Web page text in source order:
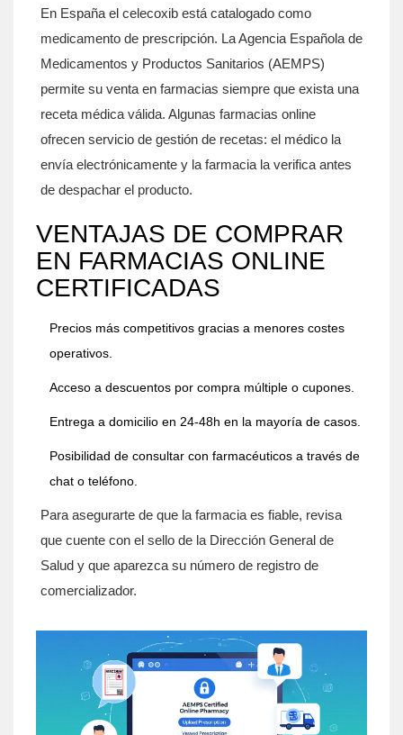
En España el celecoxib está catalogado como
medicamento de prescripción. LaAgencia Española de
Medicamentos y Productos Sanitarios (AEMPS)
permite su venta en farmacias siempre que exista una
receta médica válida. Algunas farmacias online
ofrecen servicio de gestión de recetas: el médico la
envía electrónicamente y la farmacia la verifica antes
de despachar el producto.
VENTAJAS DE COMPRAR
EN FARMACIAS ONLINE
CERTIFICADAS
Precios más competitivos gracias a menores costes
operativos.
Acceso a descuentos por compra múltiple o cupones.
Entrega a domicilio en 24-48h en la mayoría de casos.
Posibilidad de consultar con farmacéuticos a través de
chat o teléfono.
Para asegurarte de que la farmacia es fiable, revisa
que cuente con el sello de la Dirección General de
Salud y que aparezca su número de registro de
comercializador.